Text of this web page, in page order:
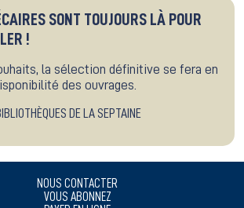
SONT TOUJOURS LÀ POUR
!
la sélection définitive se fera en
des ouvrages.
DE LA SEPTAINE
NOUS CONTACTER
VOUS ABONNEZ